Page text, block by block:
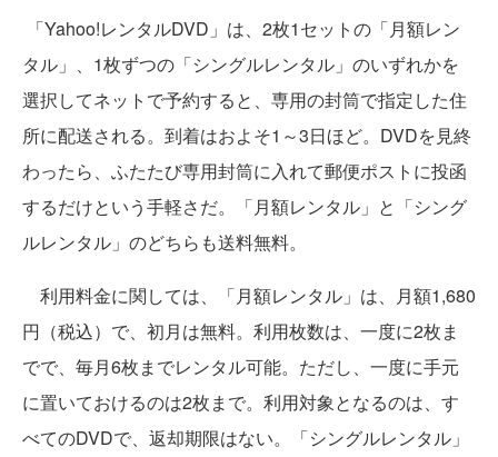
「Yahoo!レンタルDVD」は、2枚1セットの「月額レン
タル」、1枚ずつの「シングルレンタル」のいずれかを
選択してネットで予約すると、専用の封筒で指定した住
所に配送される。到着はおよそ1～3日ほど。DVDを見終
わったら、ふたたび専用封筒に入れて郵便ポストに投函
するだけという手軽さだ。「月額レンタル」と「シング
ルレンタル」のどちらも送料無料。
利用料金に関しては、「月額レンタル」は、月額1,680
円（税込）で、初月は無料。利用枚数は、一度に2枚ま
でで、毎月6枚までレンタル可能。ただし、一度に手元
に置いておけるのは2枚まで。利用対象となるのは、す
べてのDVDで、返却期限はない。「シングルレンタル」